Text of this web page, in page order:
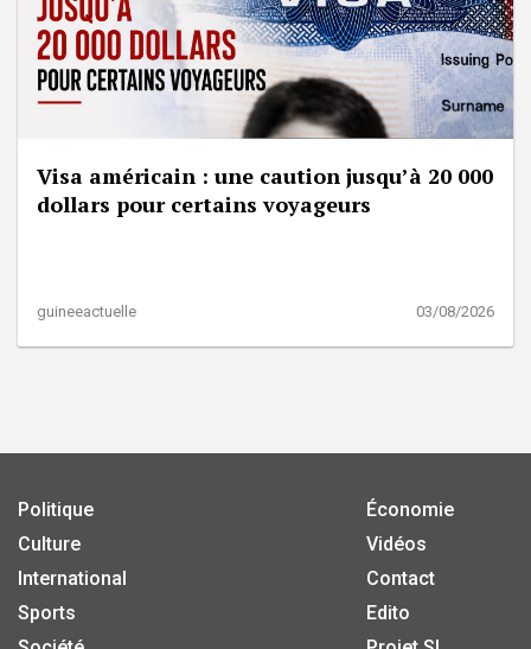
Visa américain : une caution jusqu’à 20 000
dollars pour certains voyageurs
guineeactuelle 03/08/2026
Politique
Culture
International
Sports
Économie
Vidéos
Contact
Edito